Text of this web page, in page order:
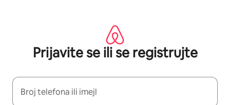
Prijavite se ili se registrujte
Broj telefona ili imejl